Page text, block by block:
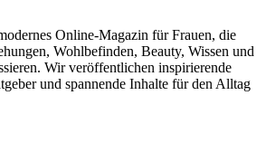
Online-Magazin für Frauen, die
Wohlbefinden, Beauty, Wissen und
Wir veröffentlichen inspirierende
und spannende Inhalte für den Alltag